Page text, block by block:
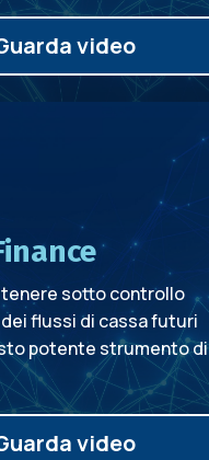
video
sotto controllo
dei flussi di cassa futuri
potente strumento di
video